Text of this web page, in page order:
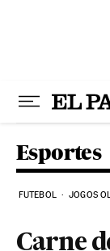
Esportes
FUTEBOL JOGOS
Carne